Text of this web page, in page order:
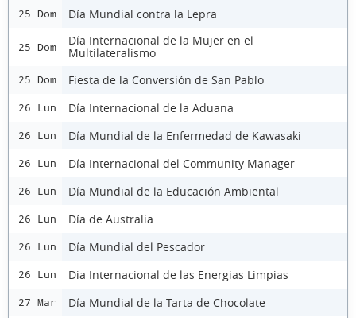
25 Dom Día Mundial contra la Lepra
25 Dom
Día Internacional de la Mujer en el
Multilateralismo
25 Dom Fiesta de la Conversión de San Pablo
26 Lun Día Internacional de la Aduana
26 Lun Día Mundial de la Enfermedad de Kawasaki
26 Lun Día Internacional del Community Manager
26 Lun Día Mundial de la Educación Ambiental
26 Lun Día de Australia
26 Lun Día Mundial del Pescador
26 Lun Dia Internacional de las Energias Limpias
27 Mar Día Mundial de la Tarta de Chocolate